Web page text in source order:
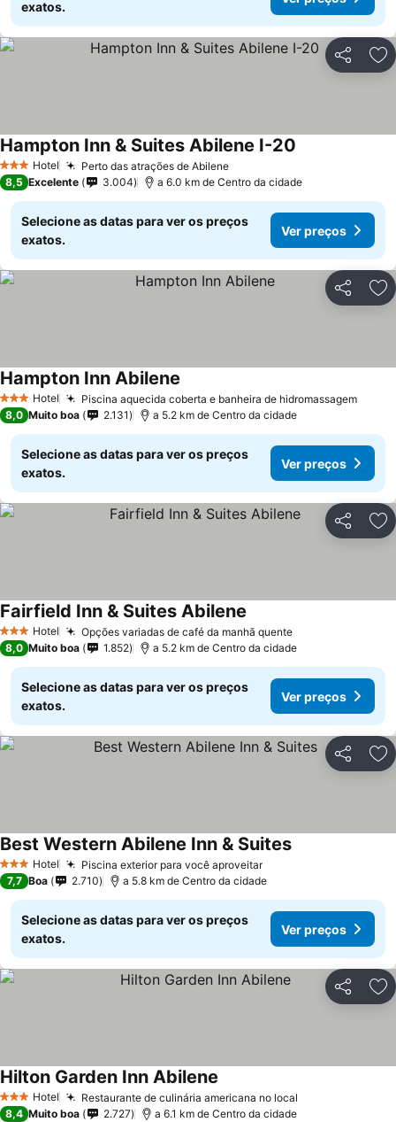
exatos.
Partilhar
3 EstrelasHotel Perto das atrações de Abilene
Hampton Inn & Suites Abilene I-20
8,5 Excelente 3.004 a 6.0 km de Centro da cidade
Selecione as datas para ver os preços
exatos.
Ver preços
Partilhar
3 EstrelasHotel Piscina aquecida coberta e banheira de hidromassagem
Hampton Inn Abilene
8,0 Muito boa 2.131 a 5.2 km de Centro da cidade
Selecione as datas para ver os preços
exatos.
Ver preços
Partilhar
3 EstrelasHotel Opções variadas de café da manhã quente
Fairfield Inn & Suites Abilene
8,0 Muito boa 1.852 a 5.2 km de Centro da cidade
Selecione as datas para ver os preços
exatos.
Ver preços
Partilhar
3 EstrelasHotel Piscina exterior para você aproveitar
Best Western Abilene Inn & Suites
7,7 Boa 2.710 a 5.8 km de Centro da cidade
Selecione as datas para ver os preços
exatos.
Ver preços
Partilhar
3 EstrelasHotel Restaurante de culinária americana no local
Hilton Garden Inn Abilene
8,4 Muito boa 2.727 a 6.1 km de Centro da cidade